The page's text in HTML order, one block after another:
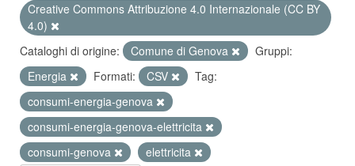
Creative Commons Attribuzione 4.0 Internazionale (CC BY
4.0)
Cataloghi di origine:
Comune di Genova
Gruppi:
Energia
Formati: CSV
Tag:
consumi-energia-genova
consumi-energia-genova-elettricita
consumi-genova
elettricita